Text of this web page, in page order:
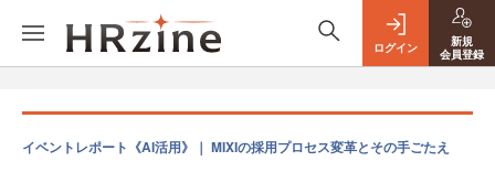
ログイン
新規
会員登録
イベントレポート《AI活用》｜ MIXIの採用プロセス変革とその手ごたえ